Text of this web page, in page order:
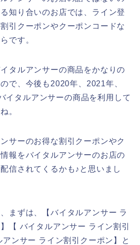
知り合いのお店では、ライン登
引クーポンやクーポンコードな
です。
タルアンサーの商品をかなりの
で、今後も2020年、2021年、
イタルアンサーの商品を利用して
。
サーのお得な割引クーポンやク
報をバイタルアンサーのお店の
信されてくるかも♪と思いまし
まずは、【バイタルアンサー ラ
【 バイタルアンサー ライン割引
ンサー ライン割引クーポン】と